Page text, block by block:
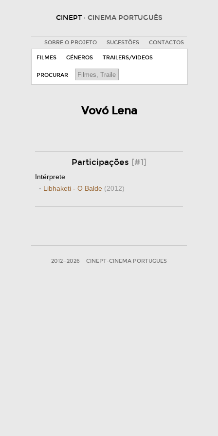
CINEPT · CINEMA PORTUGUÊS
SOBRE O PROJETO SUGESTÕES CONTACTOS
FILMES GÉNEROS TRAILERS/VIDEOS
PROCURAR
Vovó Lena
Participações [#1]
Intérprete
· Libhaketi - O Balde (2012)
2012—2026 CINEPT-CINEMA PORTUGUES